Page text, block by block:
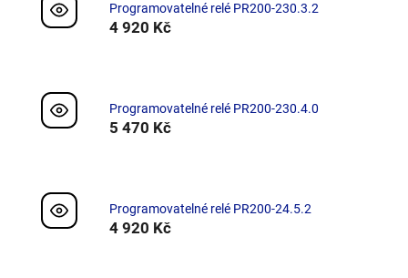
Programovatelné relé PR200-230.3.2
4 920 Kč
Programovatelné relé PR200-230.4.0
5 470 Kč
Programovatelné relé PR200-24.5.2
4 920 Kč